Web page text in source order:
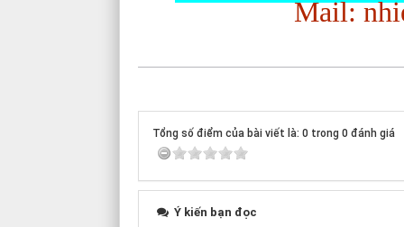
Mail:
Tổng số điểm của bài viết là: 0 trong 0 đánh giá
Ý kiến bạn đọc